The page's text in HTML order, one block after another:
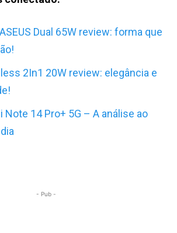
Dual 65W review: forma que
2In1 20W review: elegância e
Note 14 Pro+ 5G – A análise ao
- Pub -